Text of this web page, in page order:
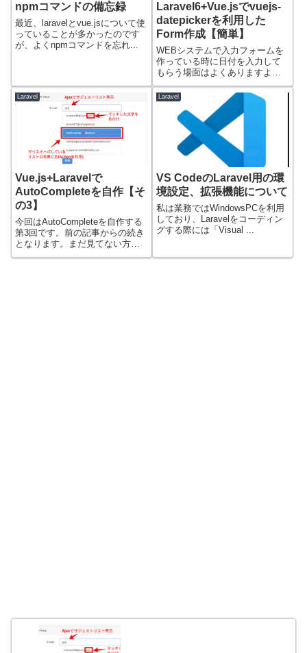
npmコマンドの備忘録
最近、laravelとvue.jsについて使
っていることが多かったのです
が、よくnpmコマンドを忘れ...
Laravel6+Vue.jsでvuejs-
datepickerを利用した
Form作成【簡単】
WEBシステムで入力フォームを
作っている時に日付を入力して
もらう場面はよくありますよ
ね。そんな時はカ...
Laravel
Vue.js+Laravelで
AutoCompleteを自作【そ
の3】
今回はAutoCompleteを自作する
第3回です。前の記事からの続き
となります。まだ見てない方は
こ...
Laravel
VS CodeのLaravel用の環
境設定、拡張機能について
私は業務ではWindowsPCを利用
しており、Laravelをコーディン
グする際には「Visual ...